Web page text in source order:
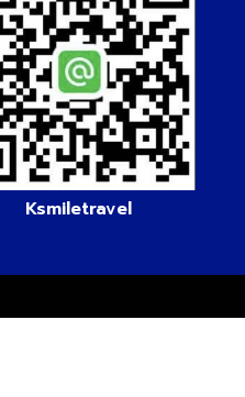
Ksmiletravel